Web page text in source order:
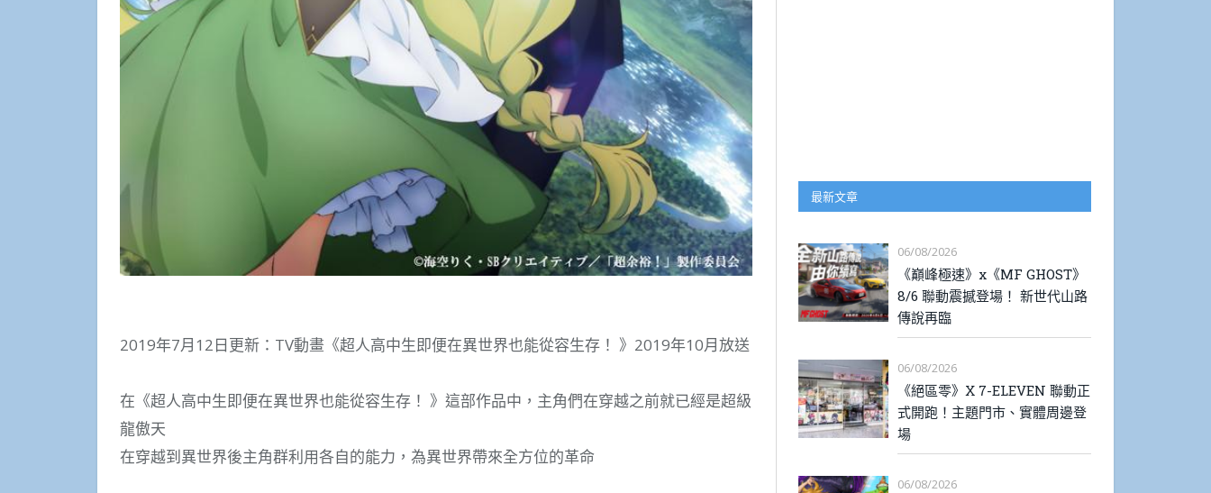
2019年7月12日更新：TV動畫《超人高中生即便在異世界也能從容生存！ 》2019年10月放送
在《超人高中生即便在異世界也能從容生存！ 》這部作品中，主角們在穿越之前就已經是超級
龍傲天
在穿越到異世界後主角群利用各自的能力，為異世界帶來全方位的革命
最新文章
06/08/2026
《巔峰極速》x《MF GHOST》
8/6 聯動震撼登場！ 新世代山路
傳說再臨
06/08/2026
《絕區零》X 7-ELEVEN 聯動正
式開跑！主題門市、實體周邊登
場
06/08/2026